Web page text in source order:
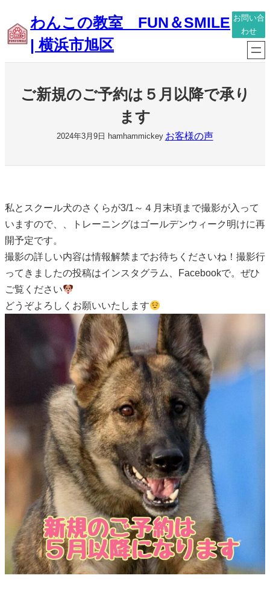
容
を
ス
わんこの教室 FUN＆SMILE
| 横浜市旭区
お問い合
わせ
ご新規のご予約は５月以降で承り
ます
2024年3月9日 hamhammickey お客様の声
私とスクール犬のさくらが3/1～４月末頃まで撮影が入って
いますので、、トレーニングはゴールデンウィーク明けに再
開予定です。
撮影の詳しい内容は情報解禁までお待ちくださいね！撮影行
ってきましたの投稿はインスタグラム、Facebookで。ぜひ
ご覧ください
どうぞよろしくお願いいたします